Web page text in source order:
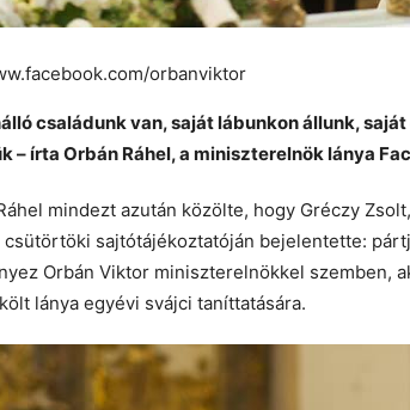
orbanviktor
családunk van, saját lábunkon állunk,
– írta Orbán Ráhel, a miniszterelnök lánya
mindezt azután közölte, hogy Gréczy
csütörtöki sajtótájékoztatóján bejelentette:
Orbán Viktor miniszterelnökkel szemben,
lánya egyévi svájci taníttatására.